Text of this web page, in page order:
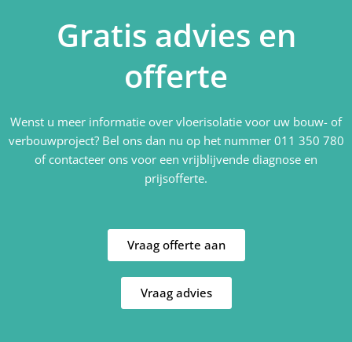
Gratis advies en
offerte
Wenst u meer informatie over vloerisolatie voor uw bouw- of
verbouwproject? Bel ons dan nu op het nummer 011 350 780
of contacteer ons voor een vrijblijvende diagnose en
prijsofferte.
Vraag offerte aan
Vraag advies